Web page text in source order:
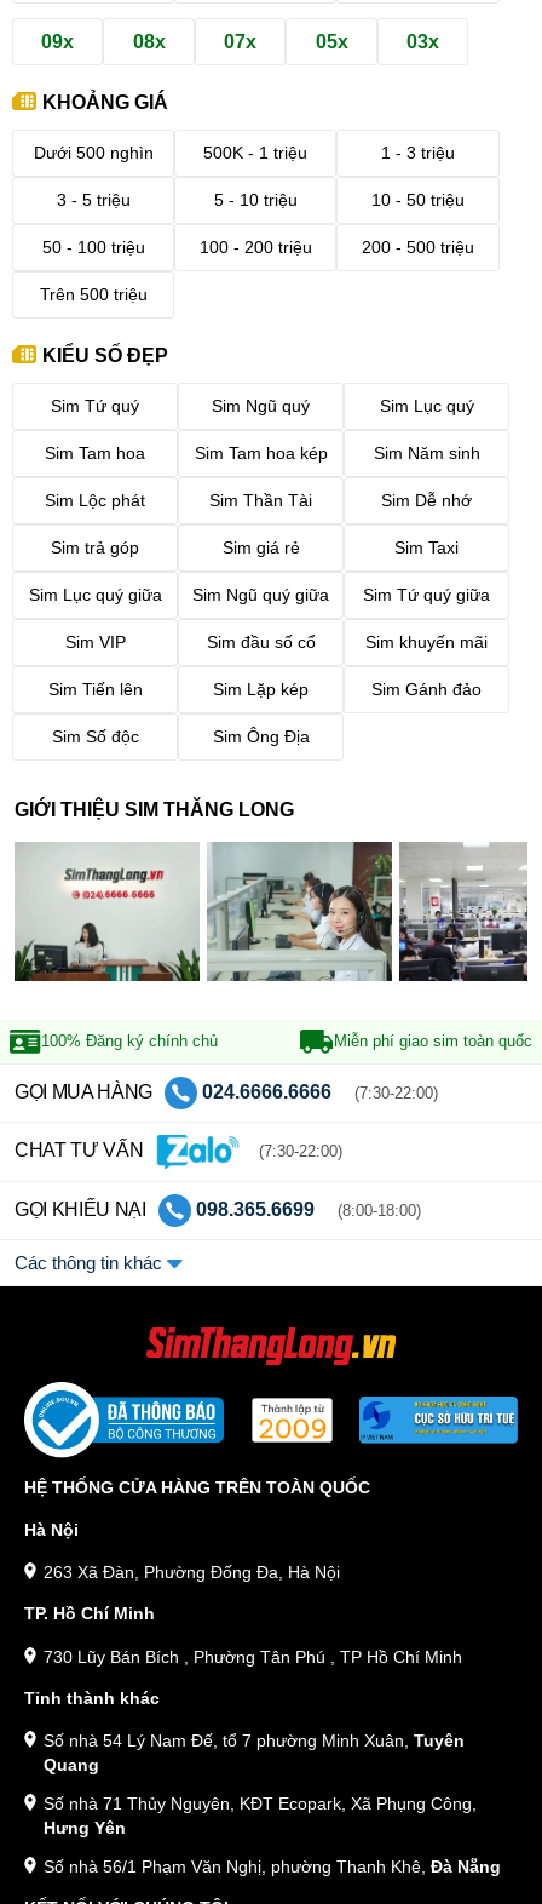
09x 08x 07x 05x 03x
KHOẢNG GIÁ
Dưới 500 nghìn 500K - 1 triệu 1 - 3 triệu
3 - 5 triệu 5 - 10 triệu 10 - 50 triệu
50 - 100 triệu 100 - 200 triệu 200 - 500 triệu
Trên 500 triệu
KIỂU SỐ ĐẸP
Sim Tứ quý Sim Ngũ quý Sim Lục quý
Sim Tam hoa Sim Tam hoa kép Sim Năm sinh
Sim Lộc phát Sim Thần Tài Sim Dễ nhớ
Sim trả góp Sim giá rẻ Sim Taxi
Sim Lục quý giữa Sim Ngũ quý giữa Sim Tứ quý giữa
Sim VIP Sim đầu số cổ Sim khuyến mãi
Sim Tiến lên Sim Lặp kép Sim Gánh đảo
Sim Số độc Sim Ông Địa
GIỚI THIỆU SIM THĂNG LONG
100% Đăng ký chính chủ Miễn phí giao sim toàn quốc
GỌI MUA HÀNG 024.6666.6666 (7:30-22:00)
CHAT TƯ VẤN (7:30-22:00)
GỌI KHIẾU NẠI 098.365.6699 (8:00-18:00)
Các thông tin khác
HỆ THỐNG CỬA HÀNG TRÊN TOÀN QUỐC
Hà Nội
263 Xã Đàn, Phường Đống Đa, Hà Nội
TP. Hồ Chí Minh
730 Lũy Bán Bích , Phường Tân Phú , TP Hồ Chí Minh
Tỉnh thành khác
Số nhà 54 Lý Nam Đế, tổ 7 phường Minh Xuân, Tuyên
Quang
Số nhà 71 Thủy Nguyên, KĐT Ecopark, Xã Phụng Công,
Hưng Yên
Số nhà 56/1 Phạm Văn Nghị, phường Thanh Khê, Đà Nẵng